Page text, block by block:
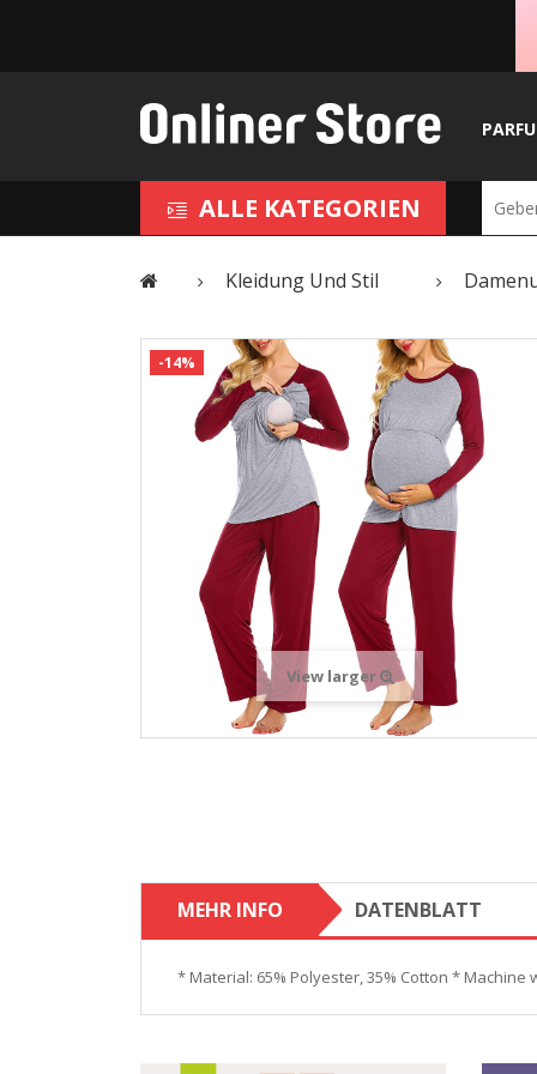
ALLE KATEGORIEN
Kleidung Und Stil
-14%
View larger
MEHR INFO DATENBLATT
* Material: 65% Polyester, 35% Cotton *